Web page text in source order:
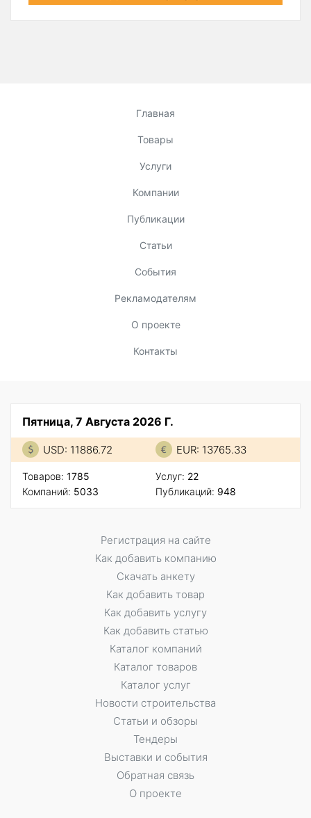
Главная
Товары
Услуги
Компании
Публикации
Статьи
События
Рекламодателям
О проекте
Контакты
Пятница, 7 Августа 2026 Г.
USD: 11886.72 EUR: 13765.33
Товаров: 1785
Компаний: 5033
Услуг: 22
Публикаций: 948
Регистрация на сайте
Как добавить компанию
Скачать анкету
Как добавить товар
Как добавить услугу
Как добавить статью
Каталог компаний
Каталог товаров
Каталог услуг
Новости строительства
Статьи и обзоры
Тендеры
Выставки и события
Обратная связь
О проекте